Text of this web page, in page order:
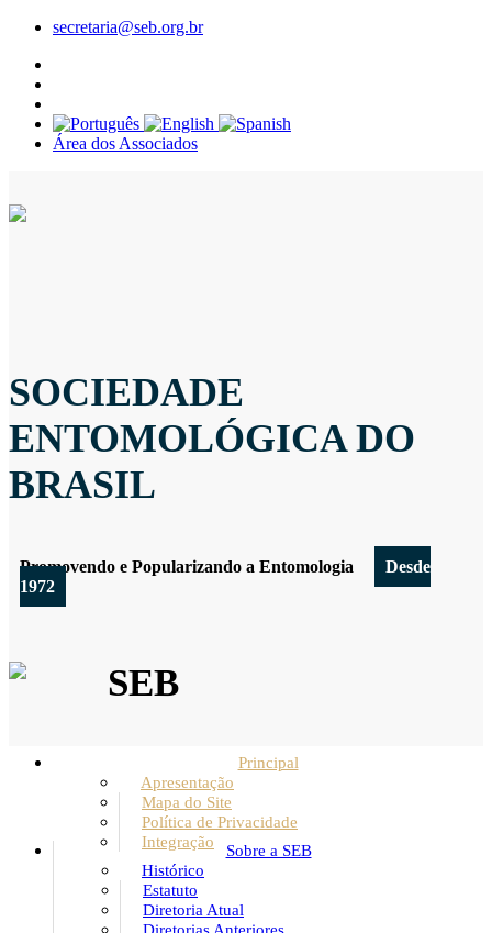
secretaria@seb.org.br
Área dos Associados
SOCIEDADE
ENTOMOLÓGICA DO
BRASIL
Promovendo e Popularizando a Entomologia
Desde
1972
SEB
Principal
Apresentação
Mapa do Site
Política de Privacidade
Integração
Sobre a SEB
Histórico
Estatuto
Diretoria Atual